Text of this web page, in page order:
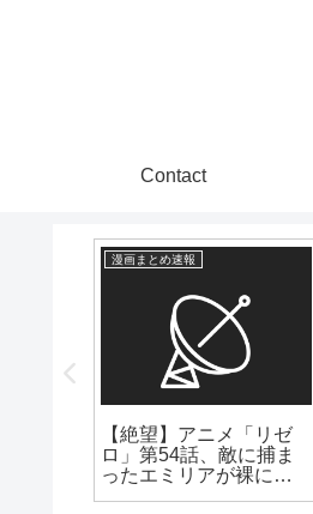
Contact
漫画まとめ速報
【絶望】アニメ「リゼ
ロ」第54話、敵に捕ま
ったエミリアが裸にさ